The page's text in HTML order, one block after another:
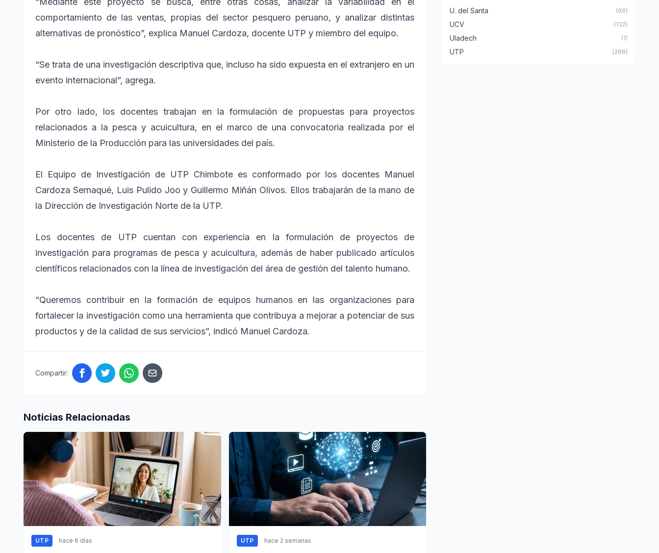
comportamiento de las ventas, propias del sector pesquero peruano, y analizar distintas
alternativas de pronóstico”, explica Manuel Cardoza, docente UTP y miembro del equipo.
“Se trata de una investigación descriptiva que, incluso ha sido expuesta en el extranjero en un
evento internacional”, agrega.
Por otro lado, los docentes trabajan en la formulación de propuestas para proyectos
relacionados a la pesca y acuicultura, en el marco de una convocatoria realizada por el
Ministerio de la Producción para las universidades del país.
El Equipo de Investigación de UTP Chimbote es conformado por los docentes Manuel
Cardoza Sernaqué, Luis Pulido Joo y Guillermo Miñán Olivos. Ellos trabajarán de la mano de
la Dirección de Investigación Norte de la UTP.
Los docentes de UTP cuentan con experiencia en la formulación de proyectos de
investigación para programas de pesca y acuicultura, además de haber publicado artículos
científicos relacionados con la línea de investigación del área de gestión del talento humano.
“Queremos contribuir en la formación de equipos humanos en las organizaciones para
fortalecer la investigación como una herramienta que contribuya a mejorar a potenciar de sus
productos y de la calidad de sus servicios”, indicó Manuel Cardoza.
Compartir:
Noticias Relacionadas
UTP hace 6 días UTP hace 2 semanas
U. del Santa (66)
UCV (132)
Uladech (1)
UTP (288)